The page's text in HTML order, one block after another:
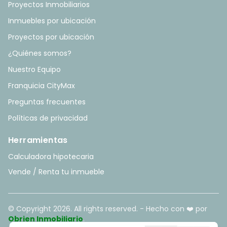
Proyectos Inmobiliarios
Inmuebles por ubicación
Proyectos por ubicación
¿Quiénes somos?
Nuestro Equipo
Franquicia CityMax
Preguntas frecuentes
Políticas de privacidad
Herramientas
Calculadora hipotecaria
Vende / Renta tu inmueble
© Copyright 2026. All rights reserved. - Hecho con ❤️ por
Obrien Inmobiliario.